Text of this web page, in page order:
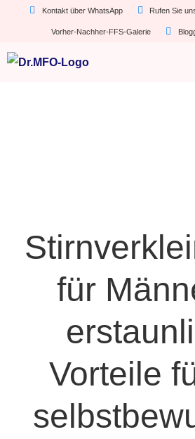
Kontakt über WhatsApp Rufen Sie
Vorher-Nachher-FFS-Galerie
für
Vorteile